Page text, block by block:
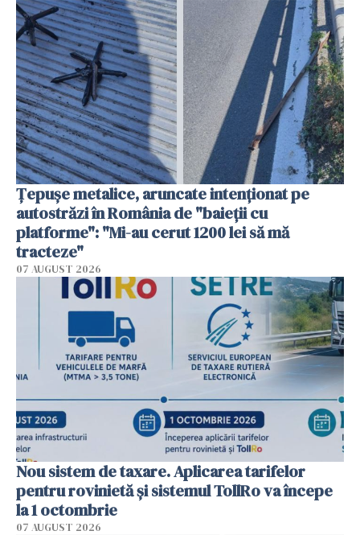
Țepușe metalice, aruncate intenționat pe
autostrăzi în România de "baieții cu
platforme": "Mi-au cerut 1200 lei să mă
tracteze"
07 AUGUST 2026
Nou sistem de taxare. Aplicarea tarifelor
pentru rovinietă şi sistemul TollRo va începe
la 1 octombrie
07 AUGUST 2026